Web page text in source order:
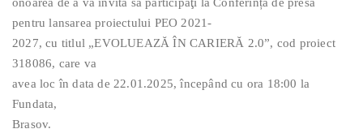
pentru lansarea proiectului PEO 2021-
2027, cu titlul „EVOLUEAZĂ ÎN CARIERĂ 2.0”, cod proiect
318086, care va
avea loc în data de 22.01.2025, începând cu ora 18:00 la
Fundata,
Brașov.